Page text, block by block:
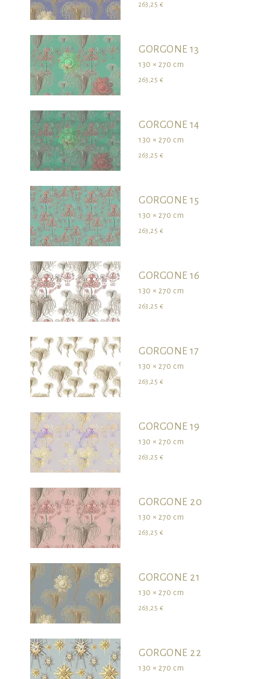
263,25 €
GORGONE 13
130 × 270 cm
263,25 €
GORGONE 14
130 × 270 cm
263,25 €
GORGONE 15
130 × 270 cm
263,25 €
GORGONE 16
130 × 270 cm
263,25 €
GORGONE 17
130 × 270 cm
263,25 €
GORGONE 19
130 × 270 cm
263,25 €
GORGONE 20
130 × 270 cm
263,25 €
GORGONE 21
130 × 270 cm
263,25 €
GORGONE 22
130 × 270 cm